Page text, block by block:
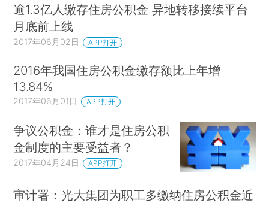
逾1.3亿人缴存住房公积金 异地转移接续平台
月底前上线
2017年06月02日 APP打开
2016年我国住房公积金缴存额比上年增
13.84%
2017年06月01日 APP打开
争议公积金：谁才是住房公积
金制度的主要受益者？
2017年04月24日 APP打开
审计署：光大集团为职工多缴纳住房公积金近